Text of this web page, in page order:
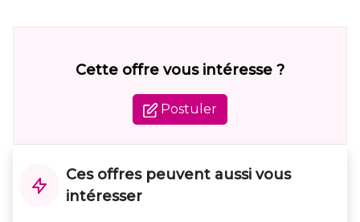
Cette offre vous intéresse ?
Postuler
Ces offres peuvent aussi vous
intéresser